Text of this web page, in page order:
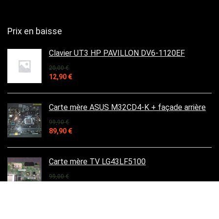
Prix en baisse
Clavier UT3 HP PAVILLON DV6-1120EF
20,00€
Le
initial
était :
20,00 €.
12,90 €Le
actuel
est :
12,90 €.
Carte mère ASUS M32CD4-K + façade arrière
99,90€
Le
initial
était :
99,90 €.
89,90 €Le
actuel
est :
89,90 €.
Carte mère TV LG43LF5100
99,00€